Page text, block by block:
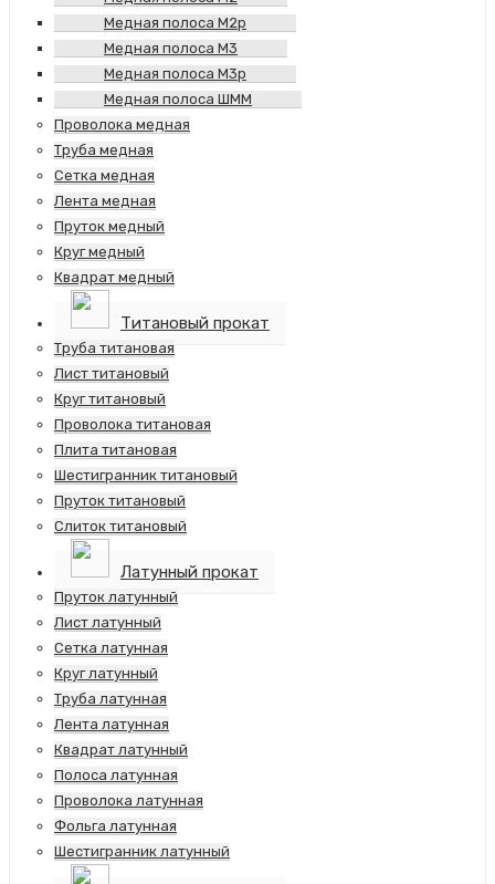
Медная полоса М2р
Медная полоса М3
Медная полоса М3р
Медная полоса ШММ
Проволока медная
Труба медная
Сетка медная
Лента медная
Пруток медный
Круг медный
Квадрат медный
Титановый прокат
Труба титановая
Лист титановый
Круг титановый
Проволока титановая
Плита титановая
Шестигранник титановый
Пруток титановый
Слиток титановый
Латунный прокат
Пруток латунный
Лист латунный
Сетка латунная
Круг латунный
Труба латунная
Лента латунная
Квадрат латунный
Полоса латунная
Проволока латунная
Фольга латунная
Шестигранник латунный